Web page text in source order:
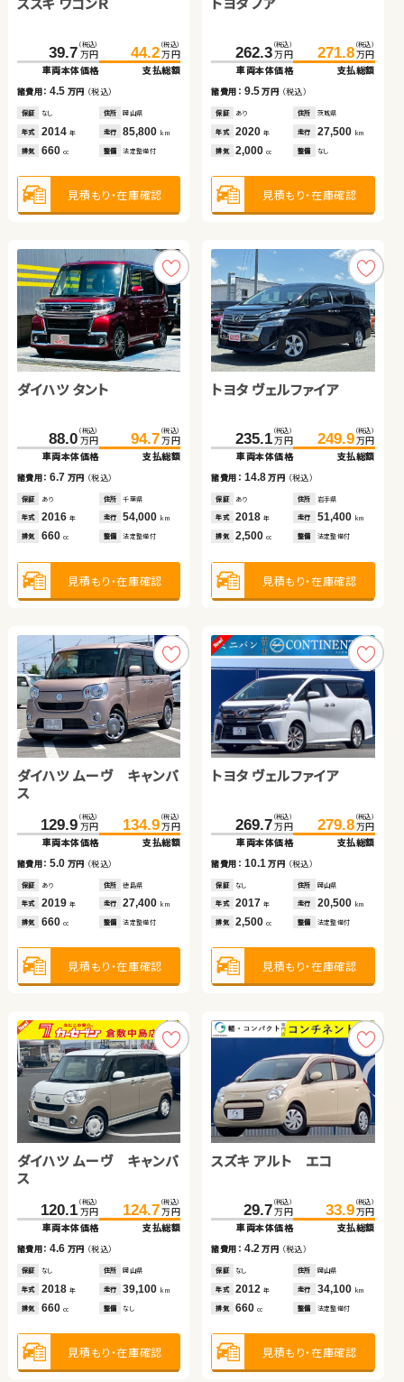
39.7 （税込）
万円
車両本体価格
44.2 （税込）
万円
支払総額
諸費用：4.5 万円 （税込）
保証 なし 住所 岡山県
年式 2014 年 走行 85,800 km
排気 660 cc 整備 法定整備付
見積もり・在庫確認
262.3 （税込）
万円
車両本体価格
271.8 （税込）
万円
支払総額
諸費用： 9.5万円 （税込）
保証 あり 住所 茨城県
年式 2020年 走行 27,500 km
排気 2,000cc 整備 なし
見積もり・在庫確認
ダイハツ タント
88.0 （税込）
万円
車両本体価格
94.7 （税込）
万円
支払総額
諸費用：6.7 万円 （税込）
保証 あり 住所 千葉県
年式 2016 年 走行 54,000 km
排気 660 cc 整備 法定整備付
見積もり・在庫確認
トヨタ ヴェルファイア
235.1 （税込）
万円
車両本体価格
249.9 （税込）
万円
支払総額
諸費用： 14.8万円 （税込）
保証 あり 住所 岩手県
年式 2018年 走行 51,400 km
排気 2,500cc 整備 法定整備付
見積もり・在庫確認
ダイハツ ムーヴ キャンバ
ス
129.9 （税込）
万円
車両本体価格
134.9 （税込）
万円
支払総額
諸費用：5.0 万円 （税込）
保証 あり 住所 徳島県
年式 2019 年 走行 27,400 km
排気 660 cc 整備 法定整備付
見積もり・在庫確認
トヨタ ヴェルファイア
269.7 （税込）
万円
車両本体価格
279.8 （税込）
万円
支払総額
諸費用： 10.1 万円 （税込）
保証 なし 住所 岡山県
年式 2017年 走行 20,500 km
排気 2,500cc 整備 法定整備付
見積もり・在庫確認
ダイハツ ムーヴ キャンバ
ス
120.1 （税込）
万円
車両本体価格
124.7 （税込）
万円
支払総額
諸費用：4.6 万円 （税込）
保証 なし 住所 岡山県
年式 2018 年 走行 39,100 km
排気 660 cc 整備 なし
見積もり・在庫確認
スズキ アルト エコ
29.7 （税込）
万円
車両本体価格
33.9 （税込）
万円
支払総額
諸費用： 4.2万円 （税込）
保証 なし 住所 岡山県
年式 2012年 走行 34,100 km
排気 660cc 整備 法定整備付
見積もり・在庫確認
ホンダ フィット
81.6 （税込）
万円
車両本体価格
93.2 （税込）
万円
支払総額
諸費用：11.6万円（税込）
保証 あり 住所 青森県
年式 2015 年 走行 84,800 km
排気 1,300 整備 法定整備付
見積もり・在庫確認
280.1 （税込）
万円
車両本体価格
289.9 （税込）
万円
支払総額
諸費用： 9.8万円 （税込）
保証 あり 住所 福島県
年式 2020年 走行 24,700 km
排気 1,800cc 整備 なし
見積もり・在庫確認
日産 セレナ
79.8 （税込）
万円
車両本体価格
99.2 （税込）
万円
支払総額
諸費用：19.4万円（税込）
保証 あり 住所 神奈川県
年式 2015 年 走行 65,800 km
排気 2,000 整備 法定整備付
見積もり・在庫確認
ホンダ フリード＋
199.7 （税込）
万円
車両本体価格
205.2 （税込）
万円
支払総額
諸費用： 5.5万円（税込）
保証 なし 住所 岡山県
年式 2021年 走行 34,600 km
排気 1,500cc 整備 法定整備付
見積もり・在庫確認
スバル フォレスター ハイ
ブリッド
306.8 （税込）
万円
車両本体価格
319.9 （税込）
万円
支払総額
諸費用：13.1万円（税込）
保証 あり 住所 岩手県
年式 2021 年 走行 67,900 km
排気 2,000 整備 法定整備付
見積もり・在庫確認
スズキ ワゴンＲ
63.0 （税込）
万円
車両本体価格
70.5 （税込）
万円
支払総額
諸費用： 7.5万円（税込）
保証 あり 住所 岡山県
年式 2019年 走行 40,500 km
排気 660cc 整備 法定整備付
見積もり・在庫確認
スズキ アルト ＨＢ
81.6 （税込）
万円
車両本体価格
89.8 （税込）
万円
支払総額
諸費用：8.2 万円 （税込）
保証 あり 住所 青森県
年式 2015 年 走行 74,200 km
排気 660 cc 整備 法定整備付
見積もり・在庫確認
トヨタ アクア
212.3（税込）
万円
車両本体価格
222.4 （税込）
万円
支払総額
諸費用： 10.1万円（税込）
保証 あり 住所 茨城県
年式 2023年 走行 11,500 km
排気 1,500 整備 なし
見積もり・在庫確認
日産 エクストレイル
108.0万円
車両本体価格
諸費用：19.3万円 （税込）
保証 あり 住所 千葉県
排気 2,000cc 整備 法定整備付
トヨタ ルーミー
111.6万円
車両本体価格
諸費用：12.1万円 （税込）
保証 なし 住所 福島県
排気 1,000cc 整備 なし
トヨタ アルファード
203.0万円
車両本体価格
諸費用：5.9 万円 （税込）
保証 なし 住所 静岡県
排気 2,500cc 整備 法定整備付
日産 セレナ
223.0万円
車両本体価格
諸費用：16.0万円 （税込）
保証 あり 住所 宮城県
排気 2,000cc 整備 なし
ホンダ フィット
45.8万円
車両本体価格
諸費用：12.3万円 （税込）
保証 あり 住所 福島県
排気 1,300cc 整備 法定整備付
スズキ スイフト
150.1万円
車両本体価格
諸費用：6.9 万円 （税込）
保証 なし 住所 大分県
排気 1,400cc 整備 法定整備付
トヨタ アルファード ハイ
ブリッド
733.7万円
車両本体価格
諸費用：16.0万円 （税込）
保証 あり 住所 北海道
排気 2,500cc 整備 法定整備付
ホンダ フリード＋ ハイブ
リッド
248.0万円
車両本体価格
諸費用：14.3万円 （税込）
保証 あり 住所 埼玉県
排気 1,500cc 整備 法定整備付